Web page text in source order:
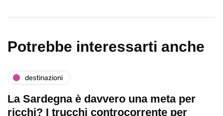
Potrebbe interessarti anche
destinazioni
La Sardegna è davvero una meta per
ricchi? I trucchi controcorrente per